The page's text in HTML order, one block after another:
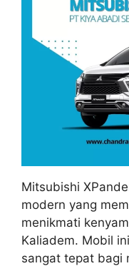
Mitsubishi
modern yang
menikmati
Kaliadem. Mobil
sangat tepat bagi